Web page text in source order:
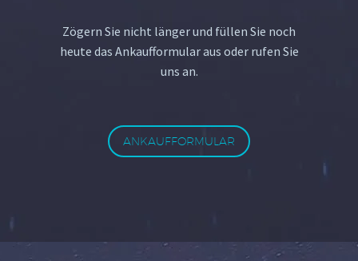
Zögern Sie nicht länger und füllen Sie noch
heute das Ankaufformular aus oder rufen Sie
uns an.
ANKAUFFORMULAR